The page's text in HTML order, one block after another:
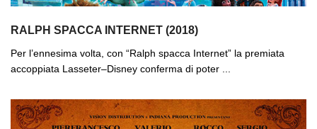
RALPH SPACCA INTERNET (2018)
Per l’ennesima volta, con “Ralph spacca Internet” la premiata
accoppiata Lasseter–Disney conferma di poter ...